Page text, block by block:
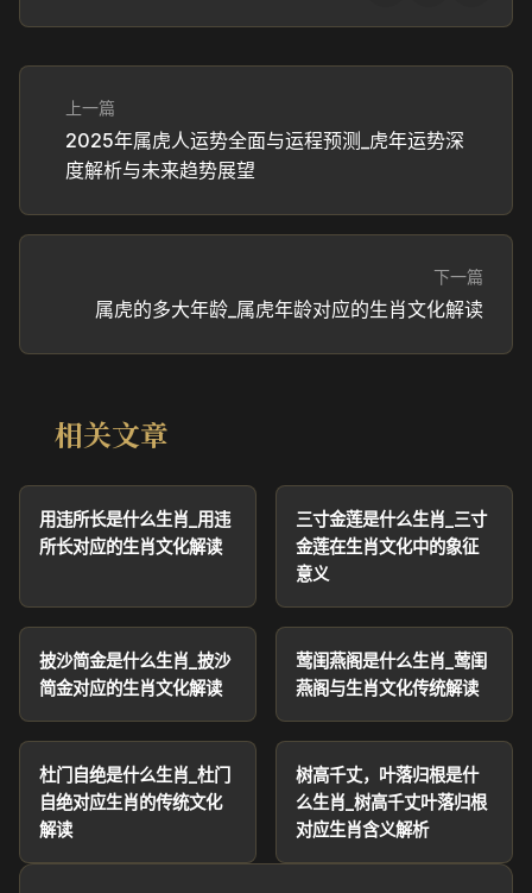
上一篇
2025年属虎人运势全面与运程预测_虎年运势深
度解析与未来趋势展望
下一篇
属虎的多大年龄_属虎年龄对应的生肖文化解读
相关文章
用违所长是什么生肖_用违
所长对应的生肖文化解读
三寸金莲是什么生肖_三寸
金莲在生肖文化中的象征
意义
披沙简金是什么生肖_披沙
简金对应的生肖文化解读
莺闺燕阁是什么生肖_莺闺
燕阁与生肖文化传统解读
杜门自绝是什么生肖_杜门
自绝对应生肖的传统文化
解读
树高千丈，叶落归根是什
么生肖_树高千丈叶落归根
对应生肖含义解析